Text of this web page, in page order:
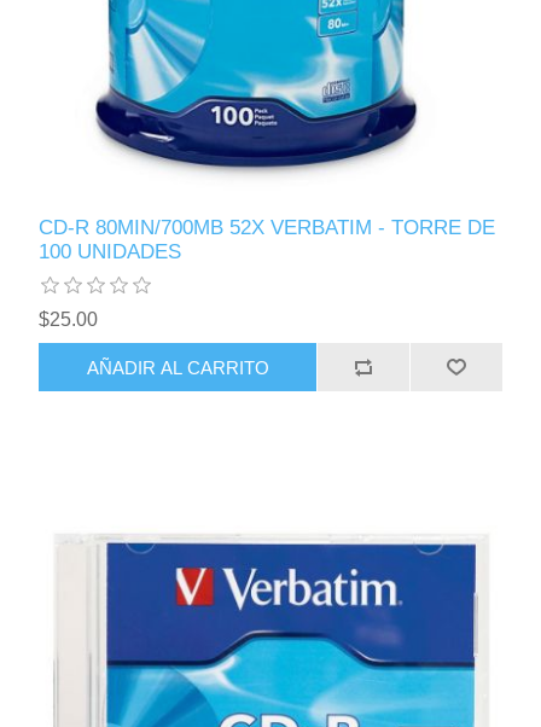
CD-R 80MIN/700MB 52X VERBATIM - TORRE DE
100 UNIDADES
$25.00
AÑADIR AL CARRITO